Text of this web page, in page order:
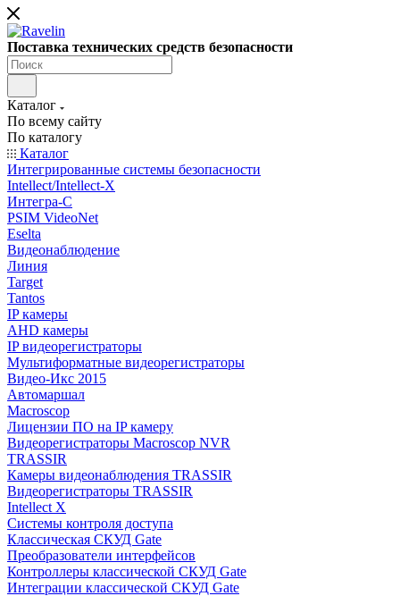
Поставка технических средств безопасности
Каталог
По всему сайту
По каталогу
Каталог
Интегрированные системы безопасности
Intellect/Intellect-X
Интегра-С
PSIM VideoNet
Eselta
Видеонаблюдение
Линия
Target
Tantos
IP камеры
AHD камеры
IP видеорегистраторы
Мультиформатные видеорегистраторы
Видео-Икс 2015
Автомаршал
Macroscop
Лицензии ПО на IP камеру
Видеорегистраторы Macroscop NVR
TRASSIR
Камеры видеонаблюдения TRASSIR
Видеорегистраторы TRASSIR
Intellect X
Системы контроля доступа
Классическая СКУД Gate
Преобразователи интерфейсов
Контроллеры классической СКУД Gate
Интеграции классической СКУД Gate